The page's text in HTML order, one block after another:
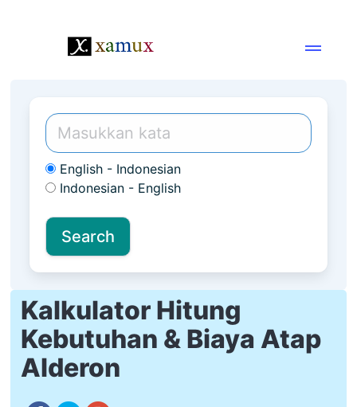
English - Indonesian
Indonesian - English
Kalkulator Hitung
Kebutuhan & Biaya Atap
Alderon